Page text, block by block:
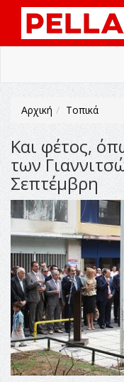
Αρχική Τοπικά
Και φέτος,
των
Σεπτέμβρη